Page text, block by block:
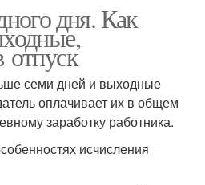
дня. Как
семи дней и выходные
оплачивает их в общем
заработку работника.
исчисления